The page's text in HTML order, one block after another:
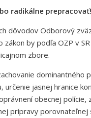
radikálne prepracovať!
dôvodov Odborový
zákon by podľa OZP v
zbore.
jasnej hranice
obecnej
prípravy porovnateľnej